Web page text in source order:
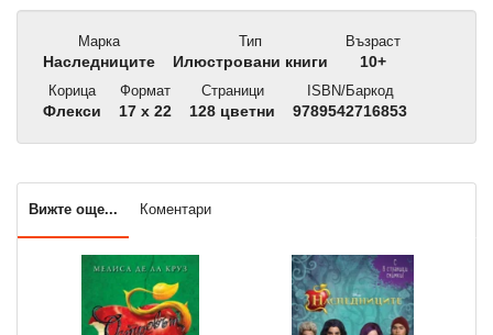
Марка
Наследниците
Тип
Илюстровани книги
Възраст
10+
Корица
Флекси
Формат
17 x 22
Страници
128 цветни
ISBN/Баркод
9789542716853
Вижте още... Коментари